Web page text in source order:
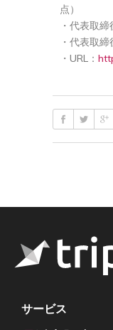
点）
・代表取
・代表取
・URL：
サービス